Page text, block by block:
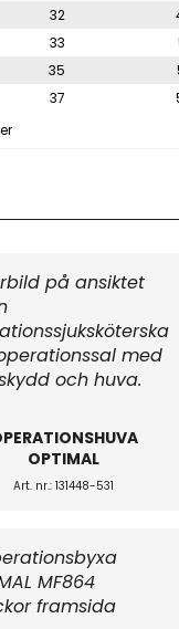
32
33
35
37
OPTIMAL
Art. nr.: 131448-531